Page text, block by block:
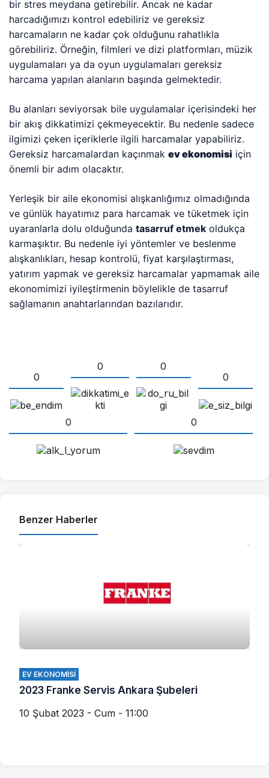
bir stres meydana getirebilir. Ancak ne kadar
harcadığımızı kontrol edebiliriz ve gereksiz
harcamaların ne kadar çok olduğunu rahatlıkla
görebiliriz. Örneğin, filmleri ve dizi platformları, müzik
uygulamaları ya da oyun uygulamaları gereksiz
harcama yapılan alanların başında gelmektedir.
Bu alanları seviyorsak bile uygulamalar içerisindeki her
bir akış dikkatimizi çekmeyecektir. Bu nedenle sadece
ilgimizi çeken içeriklerle ilgili harcamalar yapabiliriz.
Gereksiz harcamalardan kaçınmakev ekonomisi için
önemli bir adım olacaktır.
Yerleşik bir aile ekonomisi alışkanlığımız olmadığında
ve günlük hayatımız para harcamak ve tüketmek için
uyaranlarla dolu olduğundatasarruf etmek oldukça
karmaşıktır. Bu nedenle iyi yöntemler ve beslenme
alışkanlıkları, hesap kontrolü, fiyat karşılaştırması,
yatırım yapmak ve gereksiz harcamalar yapmamak aile
ekonomimizi iyileştirmenin böylelikle de tasarruf
sağlamanın anahtarlarından bazılarıdır.
0
0
0
0
0 0
Benzer Haberler
EV EKONOMISI
2023 Franke Servis Ankara Şubeleri
10 Şubat 2023 - Cum - 11:00